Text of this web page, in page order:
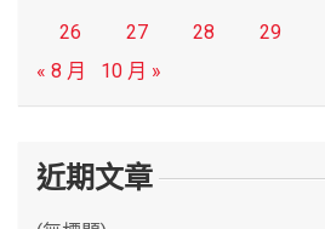
26
27 28 29
« 8 月
10 月 »
近期文章